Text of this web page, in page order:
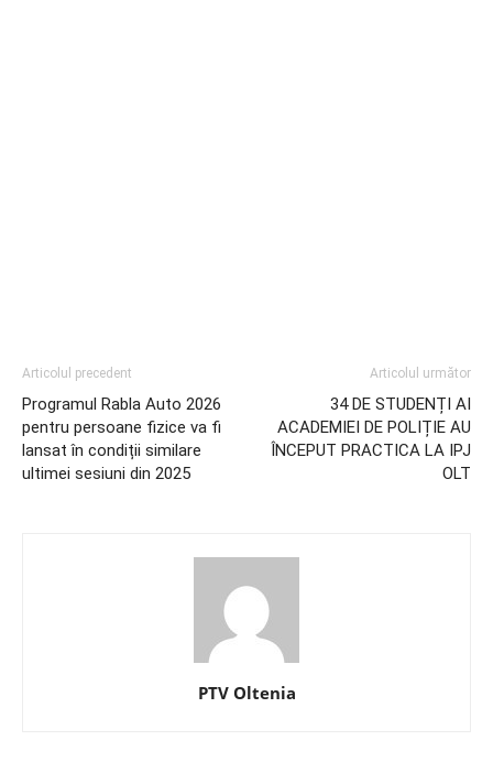
Articolul precedent
Programul Rabla Auto 2026
pentru persoane fizice va fi
lansat în condiții similare
ultimei sesiuni din 2025
Articolul următor
34 DE STUDENȚI AI
ACADEMIEI DE POLIȚIE AU
ÎNCEPUT PRACTICA LA IPJ
OLT
PTV Oltenia